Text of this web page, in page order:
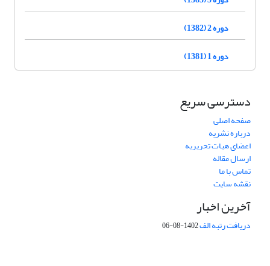
دوره 2 (1382)
دوره 1 (1381)
دسترسی سریع
صفحه اصلی
درباره نشریه
اعضای هیات تحریریه
ارسال مقاله
تماس با ما
نقشه سایت
آخرین اخبار
دریافت رتبه الف1402-08-06